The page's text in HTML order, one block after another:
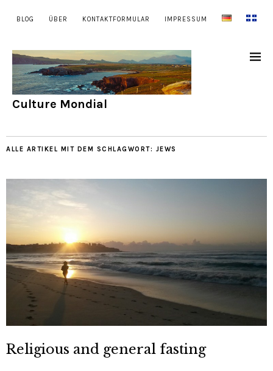
BLOG ÜBER KONTAKTFORMULAR IMPRESSUM
Culture Mondial
ALLE ARTIKEL MIT DEM SCHLAGWORT: JEWS
Religious and general fasting